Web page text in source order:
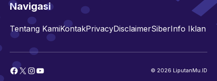
Navigasi
Tentang KamiKontakPrivacyDisclaimerSiberInfo Iklan
Facebook
X Instagram
YouTube © 2026 LiputanMu.ID